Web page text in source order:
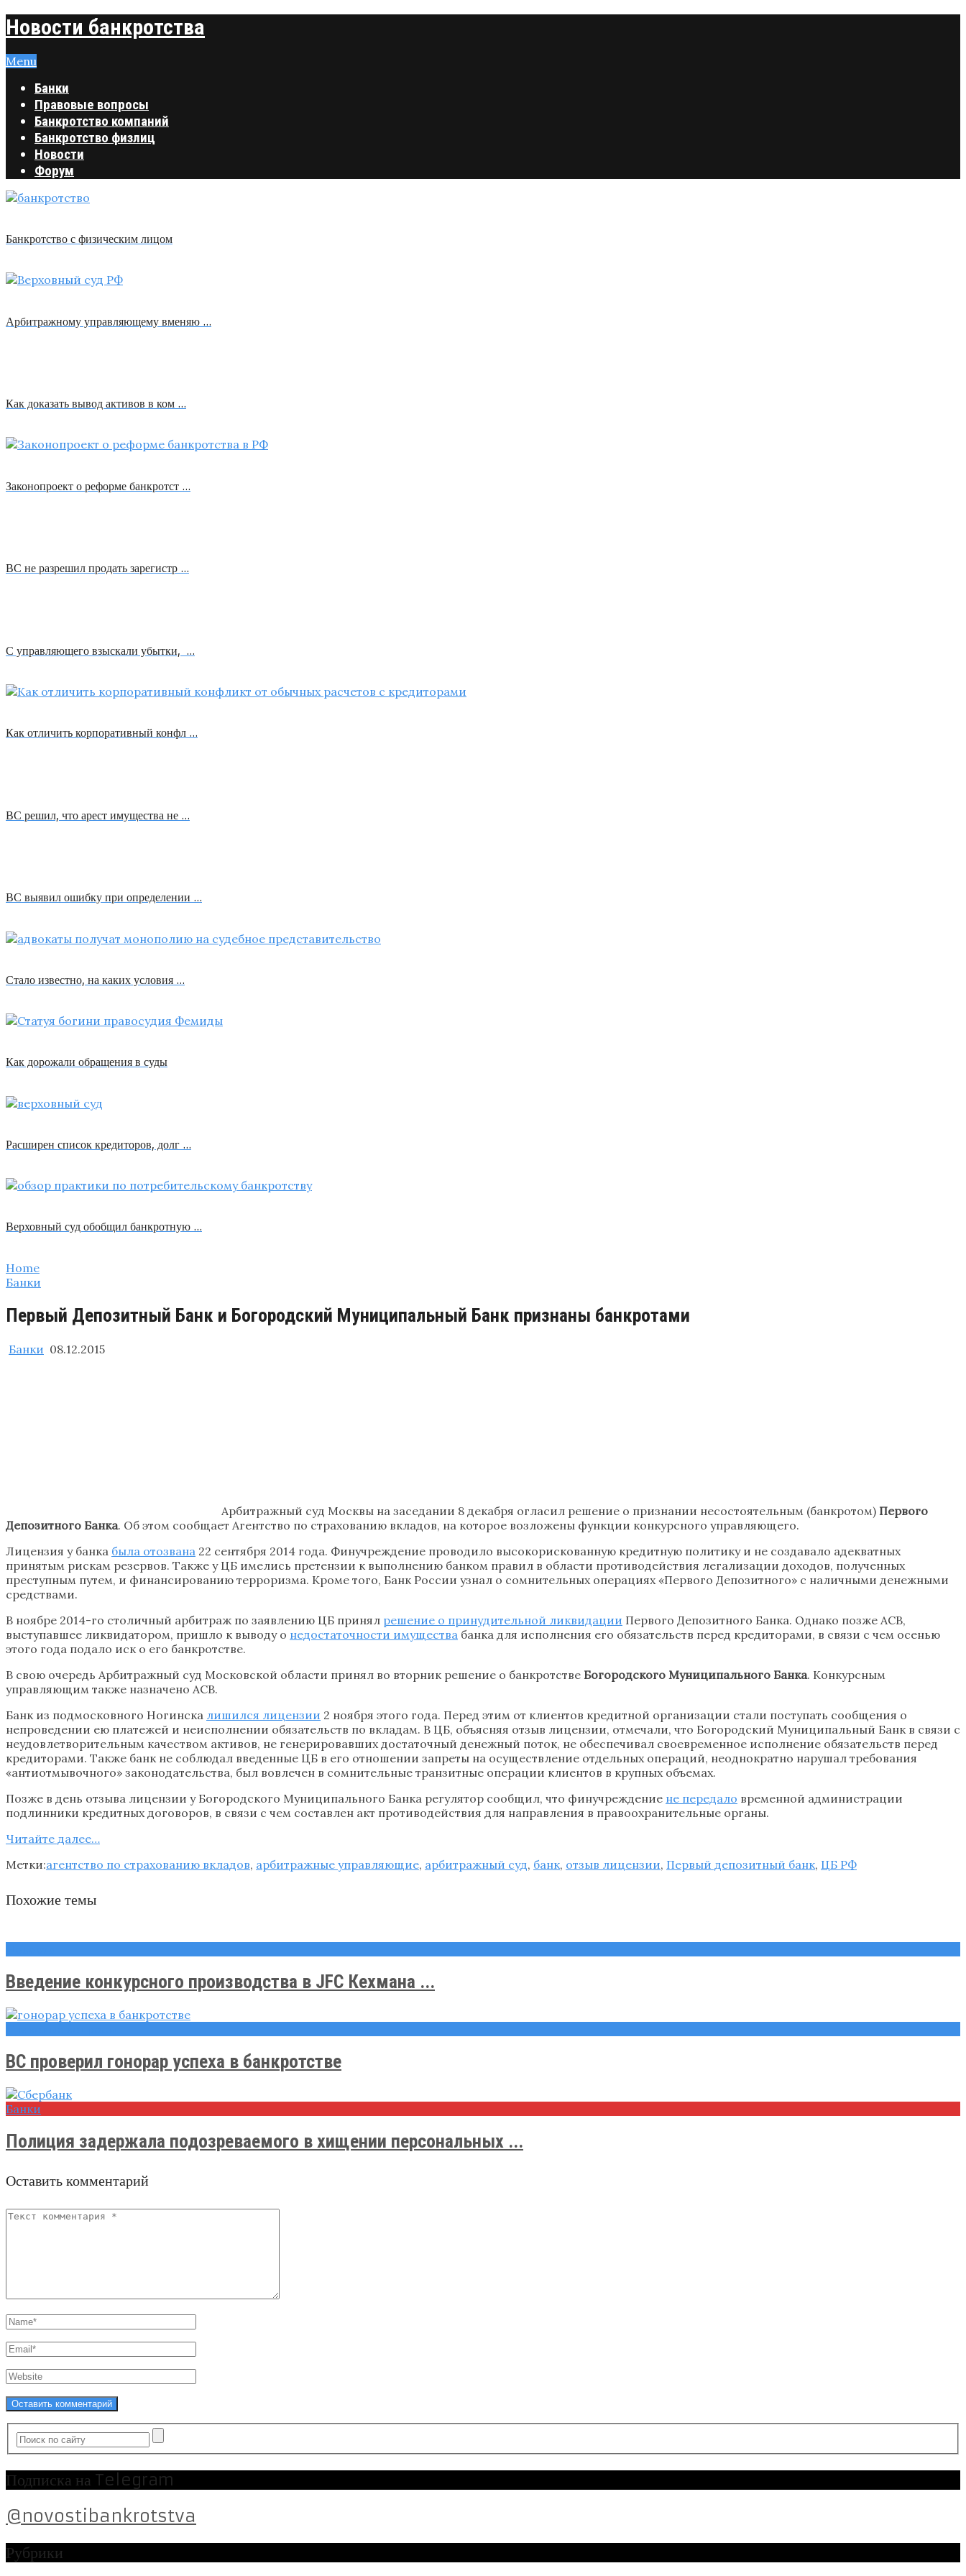
Новости банкротства
Menu
Банки
Правовые вопросы
Банкротство компаний
Банкротство физлиц
Новости
Форум
Банкротство с физическим лицом
Арбитражному управляющему вменяю …
Как доказать вывод активов в ком …
Законопроект о реформе банкротст …
ВС не разрешил продать зарегистр …
С управляющего взыскали убытки, …
Как отличить корпоративный конфл …
ВС решил, что арест имущества не …
ВС выявил ошибку при определении …
Стало известно, на каких условия …
Как дорожали обращения в суды
Расширен список кредиторов, долг …
Верховный суд обобщил банкротную …
Home
Банки
Первый Депозитный Банк и Богородский Муниципальный Банк признаны банкротами
Банки 08.12.2015
Арбитражный суд Москвы на заседании 8 декабря огласил решение о признании несостоятельным (банкротом) Первого
Депозитного Банка. Об этом сообщает Агентство по страхованию вкладов, на которое возложены функции конкурсного управляющего.
Лицензия у банка была отозвана 22 сентября 2014 года. Финучреждение проводило высокорискованную кредитную политику и не создавало адекватных
принятым рискам резервов. Также у ЦБ имелись претензии к выполнению банком правил в области противодействия легализации доходов, полученных
преступным путем, и финансированию терроризма. Кроме того, Банк России узнал о сомнительных операциях «Первого Депозитного» с наличными денежными
средствами.
В ноябре 2014-го столичный арбитраж по заявлению ЦБ принял решение о принудительной ликвидации Первого Депозитного Банка. Однако позже АСВ,
выступавшее ликвидатором, пришло к выводу о недостаточности имущества банка для исполнения его обязательств перед кредиторами, в связи с чем осенью
этого года подало иск о его банкротстве.
В свою очередь Арбитражный суд Московской области принял во вторник решение о банкротстве Богородского Муниципального Банка. Конкурсным
управляющим также назначено АСВ.
Банк из подмосковного Ногинска лишился лицензии 2 ноября этого года. Перед этим от клиентов кредитной организации стали поступать сообщения о
непроведении ею платежей и неисполнении обязательств по вкладам. В ЦБ, объясняя отзыв лицензии, отмечали, что Богородский Муниципальный Банк в связи с
неудовлетворительным качеством активов, не генерировавших достаточный денежный поток, не обеспечивал своевременное исполнение обязательств перед
кредиторами. Также банк не соблюдал введенные ЦБ в его отношении запреты на осуществление отдельных операций, неоднократно нарушал требования
«антиотмывочного» законодательства, был вовлечен в сомнительные транзитные операции клиентов в крупных объемах.
Позже в день отзыва лицензии у Богородского Муниципального Банка регулятор сообщил, что финучреждение не передало временной администрации
подлинники кредитных договоров, в связи с чем составлен акт противодействия для направления в правоохранительные органы.
Читайте далее…
Метки:агентство по страхованию вкладов, арбитражные управляющие, арбитражный суд, банк, отзыв лицензии, Первый депозитный банк, ЦБ РФ
Похожие темы
Введение конкурсного производства в JFC Кехмана ...
ВС проверил гонорар успеха в банкротстве
Банки
Полиция задержала подозреваемого в хищении персональных ...
Оставить комментарий
Подписка на Telegram
@novostibankrotstva
Рубрики